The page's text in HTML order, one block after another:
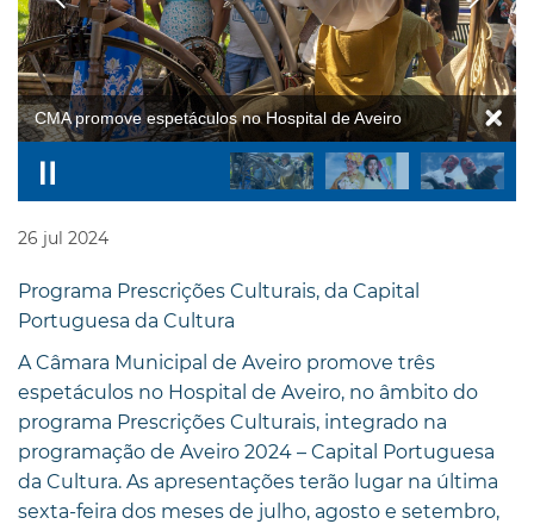
26 jul 2024
Programa Prescrições Culturais, da Capital
Portuguesa da Cultura
A Câmara Municipal de Aveiro promove três
espetáculos no Hospital de Aveiro, no âmbito do
programa Prescrições Culturais, integrado na
programação de Aveiro 2024 – Capital Portuguesa
da Cultura. As apresentações terão lugar na última
sexta-feira dos meses de julho, agosto e setembro,